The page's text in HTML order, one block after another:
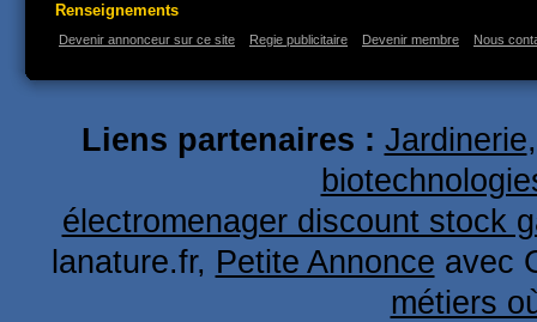
Renseignements
Devenir annonceur sur ce site Regie publicitaire Devenir membre Nous
Liens partenaires : Jardinerie
électromenager discount stock
lanature.fr, Petite Annonce avec
métiers